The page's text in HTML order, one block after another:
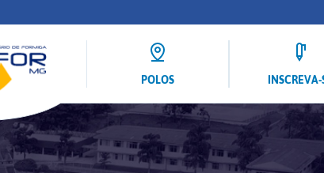
POLOS INSCREVA-